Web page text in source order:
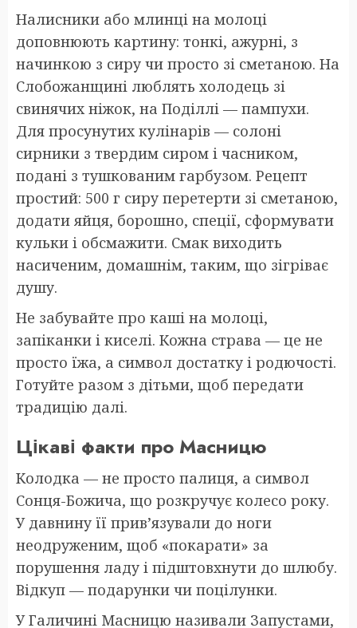
Налисники або млинці на молоці
доповнюють картину: тонкі, ажурні, з
начинкою з сиру чи просто зі сметаною. На
Слобожанщині люблять холодець зі
свинячих ніжок, на Поділлі — пампухи.
Для просунутих кулінарів — солоні
сирники з твердим сиром і часником,
подані з тушкованим гарбузом. Рецепт
простий: 500 г сиру перетерти зі сметаною,
додати яйця, борошно, спеції, сформувати
кульки і обсмажити. Смак виходить
насиченим, домашнім, таким, що зігріває
душу.
Не забувайте про каші на молоці,
запіканки і киселі. Кожна страва — це не
просто їжа, а символ достатку і родючості.
Готуйте разом з дітьми, щоб передати
традицію далі.
Цікаві факти про Масницю
Колодка — не просто палиця, а символ
Сонця-Божича, що розкручує колесо року.
У давнину її прив’язували до ноги
неодруженим, щоб «покарати» за
порушення ладу і підштовхнути до шлюбу.
Відкуп — подарунки чи поцілунки.
У Галичині Масницю називали Запустами,